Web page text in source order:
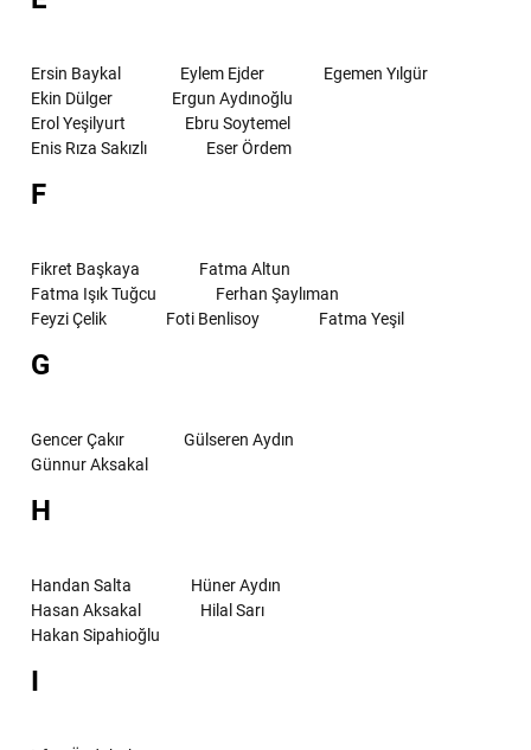
Ersin Baykal Eylem Ejder
Egemen Yılgür
Ekin Dülger
Ergun Aydınoğlu
Erol Yeşilyurt
Ebru Soytemel
Enis Rıza Sakızlı
Eser Ördem
F
Fikret Başkaya
Fatma Altun
Fatma Işık Tuğcu
Ferhan Şaylıman
Feyzi Çelik
Foti Benlisoy Fatma Yeşil
G
Gencer Çakır
Gülseren Aydın
Günnur Aksakal
H
Handan Salta
Hüner Aydın
Hasan Aksakal
Hilal Sarı
Hakan Sipahioğlu
I